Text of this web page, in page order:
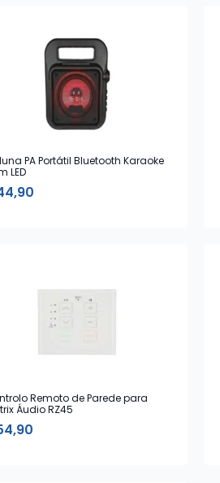
PA Portátil Bluetooth Karaoke
LED
Remoto de Parede para
Áudio RZ45